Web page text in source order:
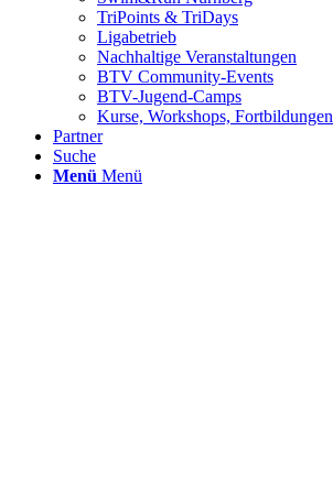
TriPoints & TriDays
Ligabetrieb
Nachhaltige Veranstaltungen
BTV Community-Events
BTV-Jugend-Camps
Kurse, Workshops, Fortbildungen
Partner
Suche
Menü Menü